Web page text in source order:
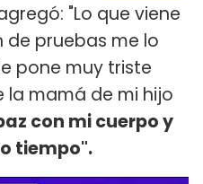
"Lo que viene
de pruebas me lo
pone muy triste
la mamá de mi hijo
con mi cuerpo y
tiempo".